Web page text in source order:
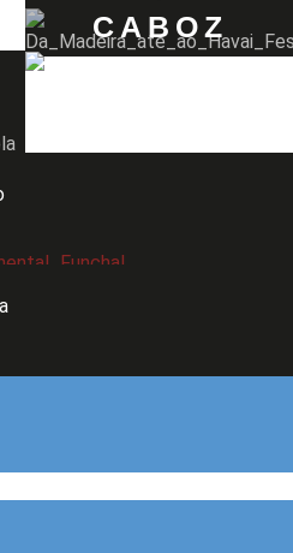
CABOZ